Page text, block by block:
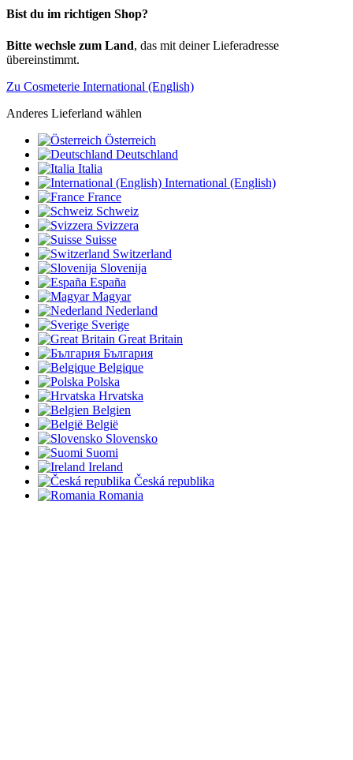
Bist du im richtigen Shop?
Bitte wechsle zum Land, das mit deiner Lieferadresse
übereinstimmt.
Zu Cosmeterie International (English)
Anderes Lieferland wählen
Österreich
Deutschland
Italia
International (English)
France
Schweiz
Svizzera
Suisse
Switzerland
Slovenija
España
Magyar
Nederland
Sverige
Great Britain
България
Belgique
Polska
Hrvatska
Belgien
België
Slovensko
Suomi
Ireland
Česká republika
Romania